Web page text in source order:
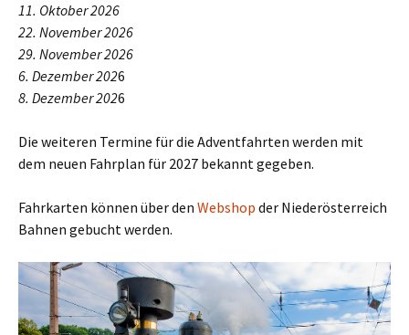
11. Oktober 2026
22. November 2026
29. November 2026
6. Dezember 2026
8. Dezember 2026
Die weiteren Termine für die Adventfahrten werden mit
dem neuen Fahrplan für 2027 bekannt gegeben.
Fahrkarten können über den Webshop der Niederösterreich
Bahnen gebucht werden.